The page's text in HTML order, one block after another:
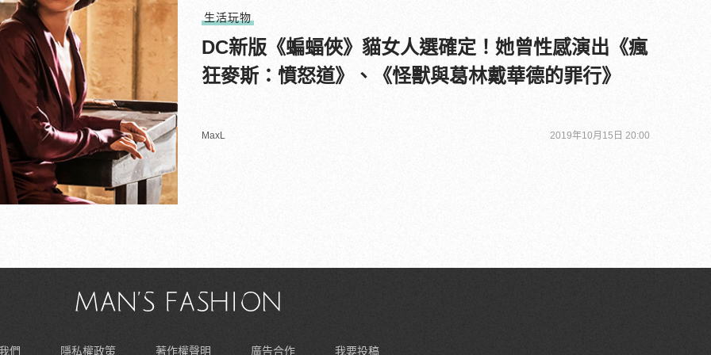
生活玩物
DC新版《蝙蝠俠》貓女人選確定！她曾性感演出《瘋
狂麥斯：憤怒道》、《怪獸與葛林戴華德的罪行》
MaxL 2019年10月15日 20:00
們 隱私權政策 著作權聲明 廣告合作 我要投稿